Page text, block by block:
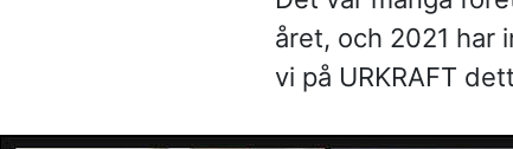
Referenseråret, och 2021 har
vi på URKRAFT